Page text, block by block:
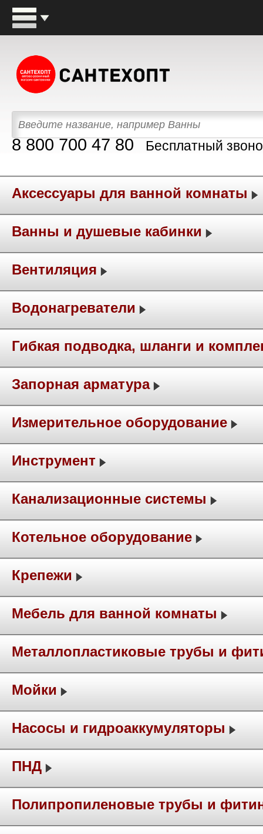
8 800 700 47 80 Бесплатный
Аксессуары для ванной комнаты
Ванны и душевые кабинки
Вентиляция
Водонагреватели
Гибкая подводка, шланги и
Запорная арматура
Измерительное оборудование
Инструмент
Канализационные системы
Котельное оборудование
Крепежи
Мебель для ванной комнаты
Металлопластиковые трубы и
Мойки
Насосы и гидроаккумуляторы
ПНД
Полипропиленовые трубы и